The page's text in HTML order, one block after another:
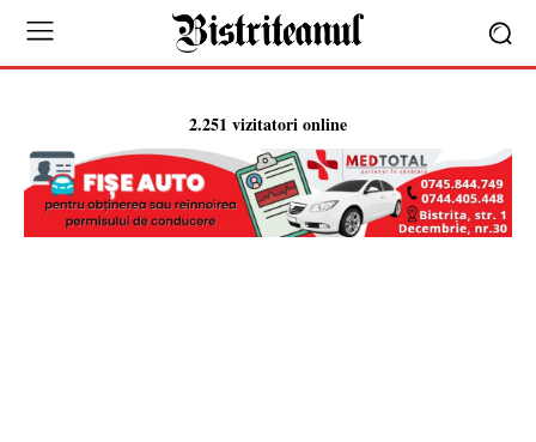
2.251 vizitatori online